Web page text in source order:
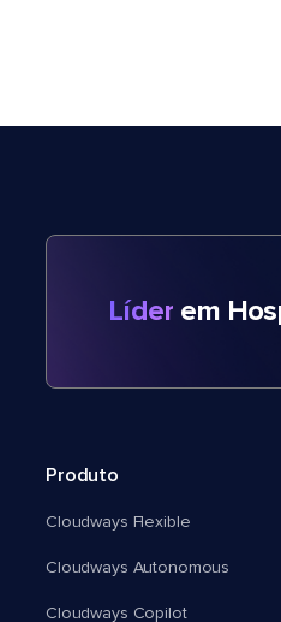
Líder em
Produto
Cloudways Flexible
Cloudways Autonomous
Cloudways Copilot